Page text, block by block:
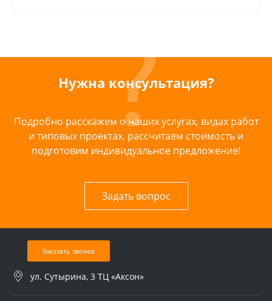
Нужна консультация?
Подробно расскажем о наших услугах, видах работ
и типовых проектах, рассчитаем стоимость и
подготовим индивидуальное предложение!
Задать вопрос
Заказать звонок
ул. Сутырина, 3 ТЦ «Аксон»